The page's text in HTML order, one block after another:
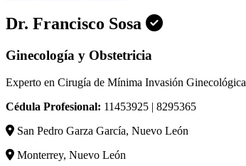
Dr. Francisco Sosa
Ginecología y Obstetricia
Experto en Cirugía de Mínima Invasión Ginecológica
Cédula Profesional: 11453925 | 8295365
San Pedro Garza García, Nuevo León
Monterrey, Nuevo León